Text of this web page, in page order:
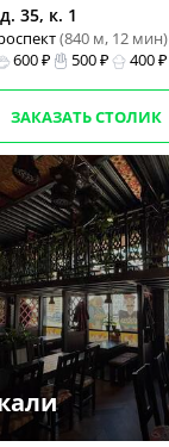
35, к. 1
(840 м, 12 мин)
600 ₽ 500 ₽ 400 ₽
ЗАКАЗАТЬ СТОЛИК